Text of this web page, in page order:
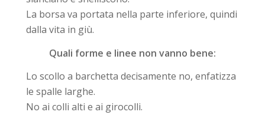
La borsa va portata nella parte inferiore, quindi
dalla vita in giù.
Quali forme e linee non vanno bene:
Lo scollo a barchetta decisamente no, enfatizza
le spalle larghe.
No ai colli alti e ai girocolli.